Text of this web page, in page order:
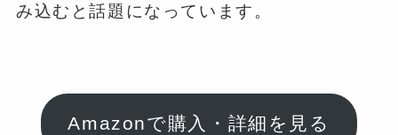
み込むと話題になっています。
Amazonで購入・詳細を見る